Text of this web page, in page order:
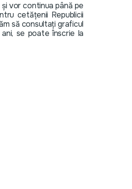
vor continua până pe
cetățenii Republicii
să consultați graficul
se poate înscrie la